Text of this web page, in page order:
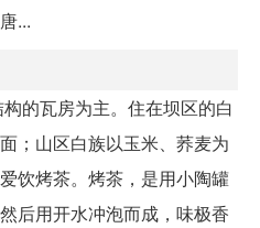
...
的瓦房为主。住在坝区的白
；山区白族以玉米、荞麦为
饮烤茶。烤茶，是用小陶罐
后用开水冲泡而成，味极香